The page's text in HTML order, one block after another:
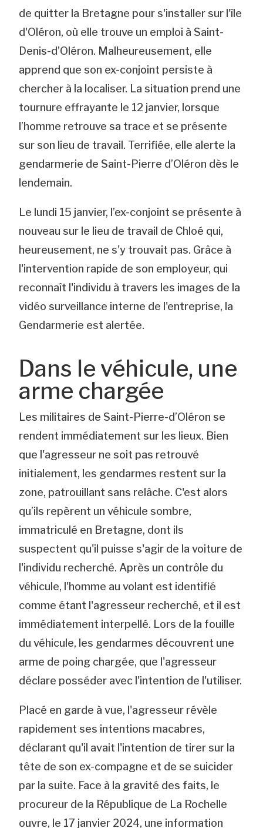
de quitter la Bretagne pour s'installer sur l'île
d'Oléron, où elle trouve un emploi à Saint-
Denis-d’Oléron. Malheureusement, elle
apprend que son ex-conjoint persiste à
chercher à la localiser. La situation prend une
tournure effrayante le 12 janvier, lorsque
l’homme retrouve sa trace et se présente
sur son lieu de travail. Terrifiée, elle alerte la
gendarmerie de Saint-Pierre d’Oléron dès le
lendemain.
Le lundi 15 janvier, l’ex-conjoint se présente à
nouveau sur le lieu de travail de Chloé qui,
heureusement, ne s'y trouvait pas. Grâce à
l'intervention rapide de son employeur, qui
reconnaît l'individu à travers les images de la
vidéo surveillance interne de l'entreprise, la
Gendarmerie est alertée.
Dans le véhicule, une
arme chargée
Les militaires de Saint-Pierre-d’Oléron se
rendent immédiatement sur les lieux. Bien
que l'agresseur ne soit pas retrouvé
initialement, les gendarmes restent sur la
zone, patrouillant sans relâche. C'est alors
qu’ils repèrent un véhicule sombre,
immatriculé en Bretagne, dont ils
suspectent qu'il puisse s'agir de la voiture de
l'individu recherché. Après un contrôle du
véhicule, l'homme au volant est identifié
comme étant l'agresseur recherché, et il est
immédiatement interpellé. Lors de la fouille
du véhicule, les gendarmes découvrent une
arme de poing chargée, que l'agresseur
déclare posséder avec l'intention de l'utiliser.
Placé en garde à vue, l'agresseur révèle
rapidement ses intentions macabres,
déclarant qu'il avait l'intention de tirer sur la
tête de son ex-compagne et de se suicider
par la suite. Face à la gravité des faits, le
procureur de la République de La Rochelle
ouvre, le 17 janvier 2024, une information